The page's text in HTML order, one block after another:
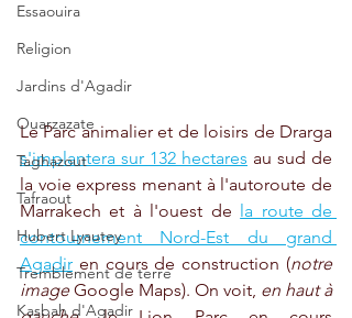
Essaouira
Religion
Jardins d'Agadir
Ouarzazate
Taghazout
Tafraout
Hubert Lyautey
Tremblement de terre
Kasbah d'Agadir
s'implantera sur 132 hectares au sud de
la voie express menant à l'autoroute de
Marrakech et à l'ouest de
la route de
contournement Nord-Est du grand
Agadir en cours de construction (notre
image Google Maps). On voit, en haut à